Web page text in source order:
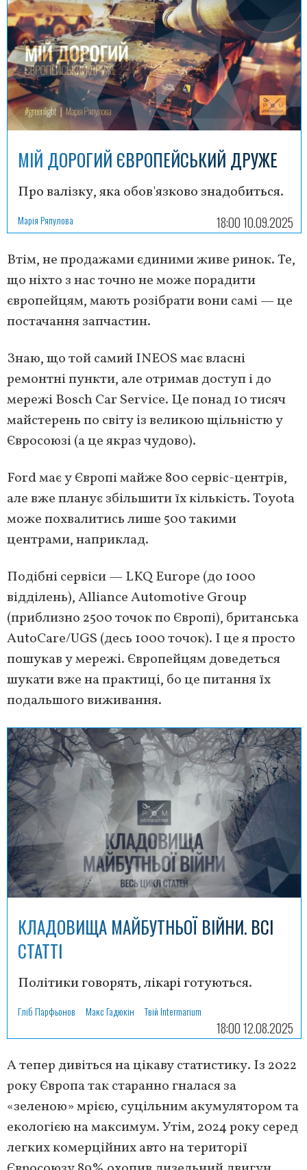
МІЙ ДОРОГИЙ ЄВРОПЕЙСЬКИЙ ДРУЖЕ
Про валізку, яка обов'язково знадобиться.
Марія Ряпулова 18:00 10.09.2025
Втім, не продажами єдиними живе ринок. Те,
що ніхто з нас точно не може порадити
європейцям, мають розібрати вони самі — це
постачання запчастин.
Знаю, що той самий INEOS має власні
ремонтні пункти, але отримав доступ і до
мережі Bosch Car Service. Це понад 10 тисяч
майстерень по світу із великою щільністю у
Євросоюзі (а це якраз чудово).
Ford має у Європі майже 800 сервіс-центрів,
але вже планує збільшити їх кількість. Toyota
може похвалитись лише 500 такими
центрами, наприклад.
Подібні сервіси — LKQ Europe (до 1000
відділень), Alliance Automotive Group
(приблизно 2500 точок по Європі), британська
AutoCare/UGS (десь 1000 точок). І це я просто
пошукав у мережі. Європейцям доведеться
шукати вже на практиці, бо це питання їх
подальшого виживання.
КЛАДОВИЩА МАЙБУТНЬОЇ ВІЙНИ. ВСІ
СТАТТІ
Політики говорять, лікарі готуються.
Гліб Парфьонов Макс Гадюкін Твій Intermarium
18:00 12.08.2025
А тепер дивіться на цікаву статистику. Із 2022
року Європа так старанно гналася за
«зеленою» мрією, суцільним акумулятором та
екологією на максимум. Утім, 2024 року серед
легких комерційних авто на території